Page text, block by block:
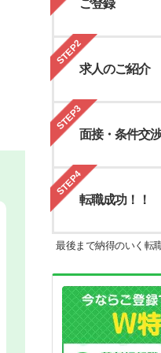
ご登録
STEP2
求人のご紹介
STEP3
面接・条件交渉
STEP4
転職成功！！
最後まで納得のいく転